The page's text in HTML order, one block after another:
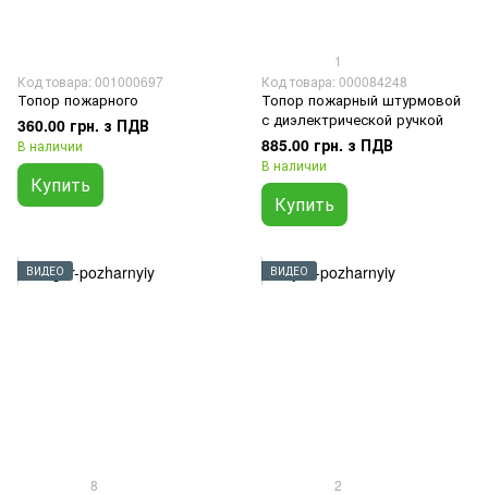
Код товара: 001000697
Топор пожарного
360.00 грн. з ПДВ
В наличии
Купить
1
Код товара: 000084248
Топор пожарный штурмовой
с диэлектрической ручкой
885.00 грн. з ПДВ
В наличии
Купить
ВИДЕО
8
ВИДЕО
2